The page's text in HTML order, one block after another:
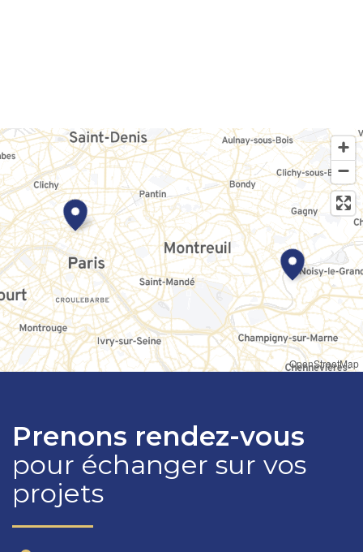
Prenons rendez-vous
pour échanger sur vos
projets
OpenStreetMap